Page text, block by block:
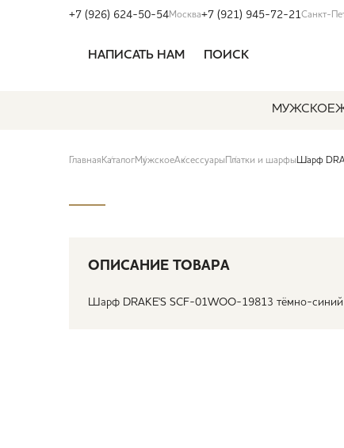
+7 (926) 624-50-54Москва+7 (921) 945-72-21Санкт-
НАПИСАТЬ НАМ ПОИСК
МУЖСКОЕ
Главная КаталогМужскоеАксессуары Платки и шарфыШарф
ОПИСАНИЕ ТОВАРА
Шарф DRAKE'S SCF-01WOO-19813 тёмно-синий